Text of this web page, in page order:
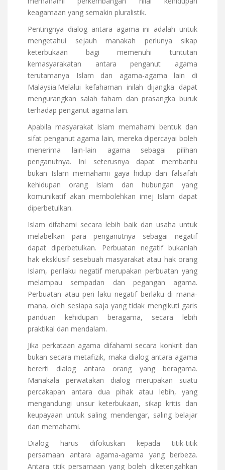
keagamaan yang semakin pluralistik.
Pentingnya dialog antara agama ini adalah untuk
mengetahui sejauh manakah perlunya sikap
keterbukaan bagi memenuhi tuntutan
kemasyarakatan antara penganut agama
terutamanya Islam dan agama-agama lain di
Malaysia.Melalui kefahaman inilah dijangka dapat
mengurangkan salah faham dan prasangka buruk
terhadap penganut agama lain.
Apabila masyarakat Islam memahami bentuk dan
sifat penganut agama lain, mereka dipercayai boleh
menerima lain-lain agama sebagai pilihan
penganutnya. Ini seterusnya dapat membantu
bukan Islam memahami gaya hidup dan falsafah
kehidupan orang Islam dan hubungan yang
komunikatif akan membolehkan imej Islam dapat
diperbetulkan.
Islam difahami secara lebih baik dan usaha untuk
melabelkan para penganutnya sebagai negatif
dapat diperbetulkan. Perbuatan negatif bukanlah
hak eksklusif sesebuah masyarakat atau hak orang
Islam, perilaku negatif merupakan perbuatan yang
melampau sempadan dan pegangan agama.
Perbuatan atau peri laku negatif berlaku di mana-
mana, oleh sesiapa saja yang tidak mengikuti garis
panduan kehidupan beragama, secara lebih
praktikal dan mendalam.
Jika perkataan agama difahami secara konkrit dan
bukan secara metafizik, maka dialog antara agama
bererti dialog antara orang yang beragama.
Manakala perwatakan dialog merupakan suatu
percakapan antara dua pihak atau lebih, yang
mengandungi unsur keterbukaan, sikap kritis dan
keupayaan untuk saling mendengar, saling belajar
dan memahami.
Dialog harus difokuskan kepada titik-titik
persamaan antara agama-agama yang berbeza.
Antara titik persamaan yang boleh diketengahkan